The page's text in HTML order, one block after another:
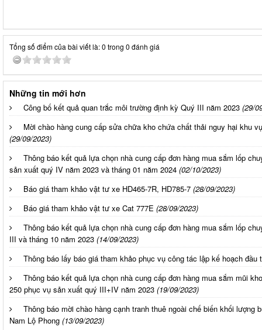
Tổng số điểm của bài viết là: 0 trong 0 đánh giá
Những tin mới hơn
Công bố kết quả quan trắc môi trường định kỳ Quý III năm 2023 (29/
Mời chào hàng cung cấp sửa chữa kho chứa chất thải nguy hại khu
(29/09/2023)
Thông báo kết quả lựa chọn nhà cung cấp đơn hàng mua sắm lốp
sản xuất quý IV năm 2023 và tháng 01 năm 2024 (02/10/2023)
Báo giá tham khảo vật tư xe HD465-7R, HD785-7 (28/09/2023)
Báo giá tham khảo vật tư xe Cat 777E (28/09/2023)
Thông báo kết quả lựa chọn nhà cung cấp đơn hàng mua sắm lốp
III và tháng 10 năm 2023 (14/09/2023)
Thông báo lấy báo giá tham khảo phục vụ công tác lập kế hoạch đầu
Thông báo kết quả lựa chọn nhà cung cấp đơn hàng mua sắm mũi
250 phục vụ sản xuất quý III+IV năm 2023 (19/09/2023)
Thông báo mời chào hàng cạnh tranh thuê ngoài chế biến khối lượng
Nam Lộ Phong (13/09/2023)